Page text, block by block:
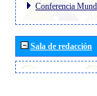
Conferencia
Sala de redacción